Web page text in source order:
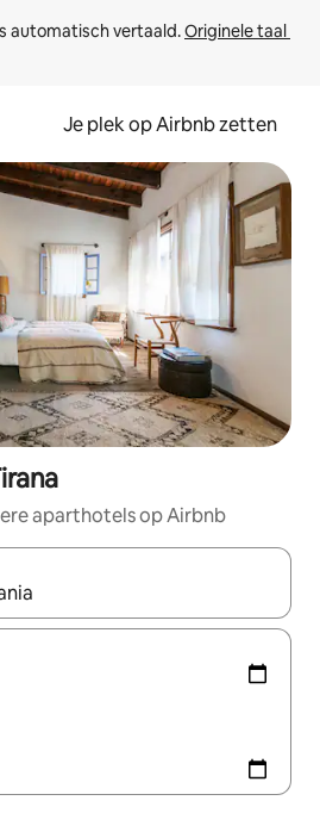
automatisch vertaald. Originele taal
Je plek op Airbnb zetten
aparthotels op Airbnb
beschikbaar zijn, maak je een keuze